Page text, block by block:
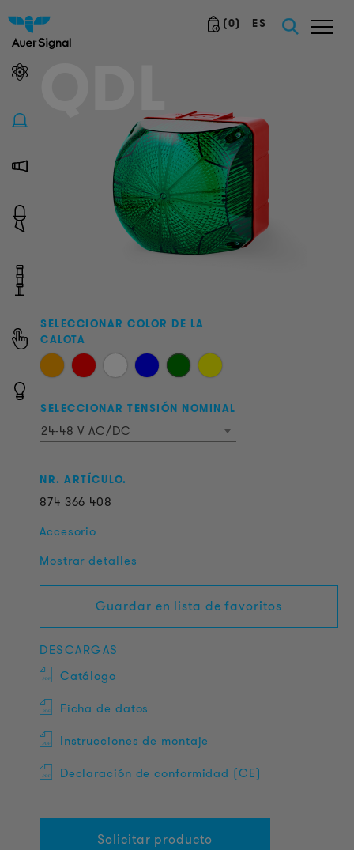
(0) ES
SELECCIONAR COLOR DE LA
CALOTA
SELECCIONAR TENSIÓN NOMINAL
24-48 V AC/DC
NR. ARTÍCULO.
874 366 408
Accesorio
Mostrar detalles
Guardar en lista de favoritos
DESCARGAS
Catálogo
Ficha de datos
Instrucciones de montaje
Declaración de conformidad (CE)
Solicitar producto